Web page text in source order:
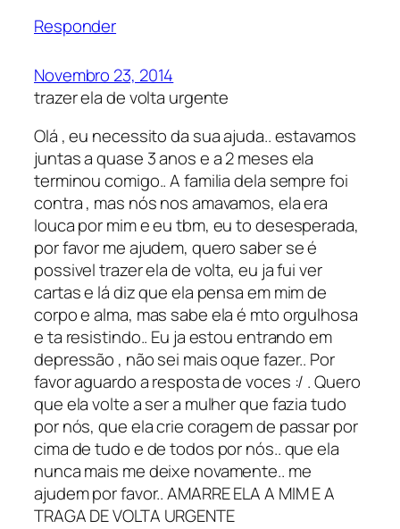
Responder
Novembro 23, 2014
trazer ela de volta urgente
Olá , eu necessito da sua ajuda.. estavamos
juntas a quase 3 anos e a 2 meses ela
terminou comigo.. A familia dela sempre foi
contra , mas nós nos amavamos, ela era
louca por mim e eu tbm, eu to desesperada,
por favor me ajudem, quero saber se é
possivel trazer ela de volta, eu ja fui ver
cartas e lá diz que ela pensa em mim de
corpo e alma, mas sabe ela é mto orgulhosa
e ta resistindo.. Eu ja estou entrando em
depressão , não sei mais oque fazer.. Por
favor aguardo a resposta de voces :/ . Quero
que ela volte a ser a mulher que fazia tudo
por nós, que ela crie coragem de passar por
cima de tudo e de todos por nós.. que ela
nunca mais me deixe novamente.. me
ajudem por favor.. AMARRE ELA A MIM E A
TRAGA DE VOLTA URGENTE